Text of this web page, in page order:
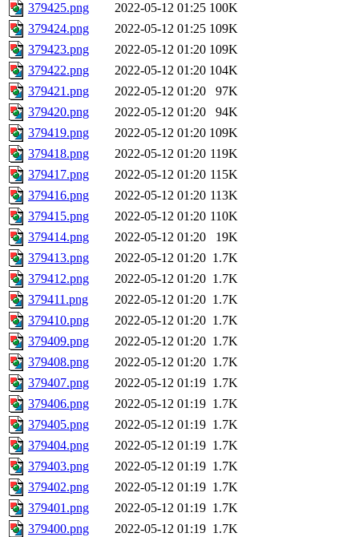
379425.png
2022-05-12 01:25 100K
379424.png
2022-05-12 01:25 109K
379423.png
2022-05-12 01:20 109K
379422.png
2022-05-12 01:20 104K
379421.png
2022-05-12 01:20
97K
379420.png
2022-05-12 01:20
94K
379419.png
2022-05-12 01:20 109K
379418.png
2022-05-12 01:20 119K
379417.png
2022-05-12 01:20 115K
379416.png
2022-05-12 01:20 113K
379415.png
2022-05-12 01:20 110K
379414.png
2022-05-12 01:20
19K
379413.png
2022-05-12 01:20 1.7K
379412.png
2022-05-12 01:20 1.7K
379411.png
2022-05-12 01:20 1.7K
379410.png
2022-05-12 01:20 1.7K
379409.png
2022-05-12 01:20 1.7K
379408.png
2022-05-12 01:20 1.7K
379407.png
2022-05-12 01:19 1.7K
379406.png
2022-05-12 01:19 1.7K
379405.png
2022-05-12 01:19 1.7K
379404.png
2022-05-12 01:19 1.7K
379403.png
2022-05-12 01:19 1.7K
379402.png
2022-05-12 01:19 1.7K
379401.png
2022-05-12 01:19 1.7K
379400.png
2022-05-12 01:19 1.7K